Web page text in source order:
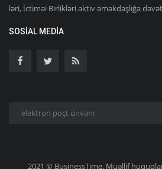
ləri, İctimai Birlikləri aktiv əməkdaşlığa
SOSIAL MEDIA
2021 © BusinessTime. Müəllif